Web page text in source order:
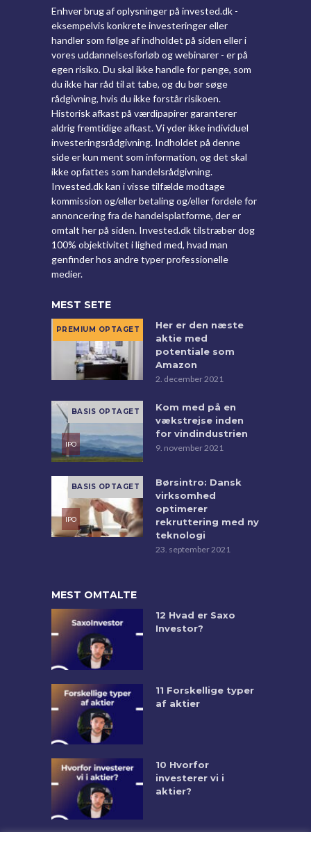
Enhver brug af oplysninger på invested.dk -
eksempelvis konkrete investeringer eller
handler som følge af indholdet på siden eller i
vores uddannelsesforløb og webinarer - er på
egen risiko. Du skal ikke handle for penge, som
du ikke har råd til at tabe, og du bør søge
rådgivning, hvis du ikke forstår risikoen.
Historisk afkast på værdipapirer garanterer
aldrig fremtidige afkast. Vi yder ikke individuel
investeringsrådgivning. Indholdet på denne
side er kun ment som information, og det skal
ikke opfattes som handelsrådgivning.
Invested.dk kan i visse tilfælde modtage
kommission og/eller betaling og/eller fordele for
annoncering fra de handelsplatforme, der er
omtalt her på siden. Invested.dk tilstræber dog
100% objektivitet i lighed med, hvad man
genfinder hos andre typer professionelle
medier.
MEST SETE
Her er den næste
aktie med
potentiale som
Amazon
2. december 2021
Kom med på en
vækstrejse inden
for vindindustrien
9. november 2021
Børsintro: Dansk
virksomhed
optimerer
rekruttering med ny
teknologi
23. september 2021
MEST OMTALTE
12 Hvad er Saxo
Investor?
11 Forskellige typer
af aktier
10 Hvorfor
investerer vi i
aktier?